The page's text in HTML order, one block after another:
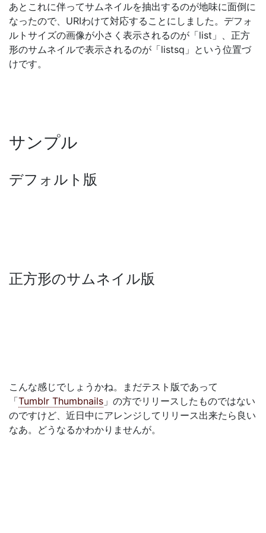
あとこれに伴ってサムネイルを抽出するのが地味に面倒に
なったので、URIわけて対応することにしました。デフォ
ルトサイズの画像が小さく表示されるのが「list」、正方
形のサムネイルで表示されるのが「listsq」という位置づ
けです。
サンプル
デフォルト版
正方形のサムネイル版
こんな感じでしょうかね。まだテスト版であって
「Tumblr Thumbnails 」の方でリリースしたものではない
のですけど、近日中にアレンジしてリリース出来たら良い
なあ。どうなるかわかりませんが。